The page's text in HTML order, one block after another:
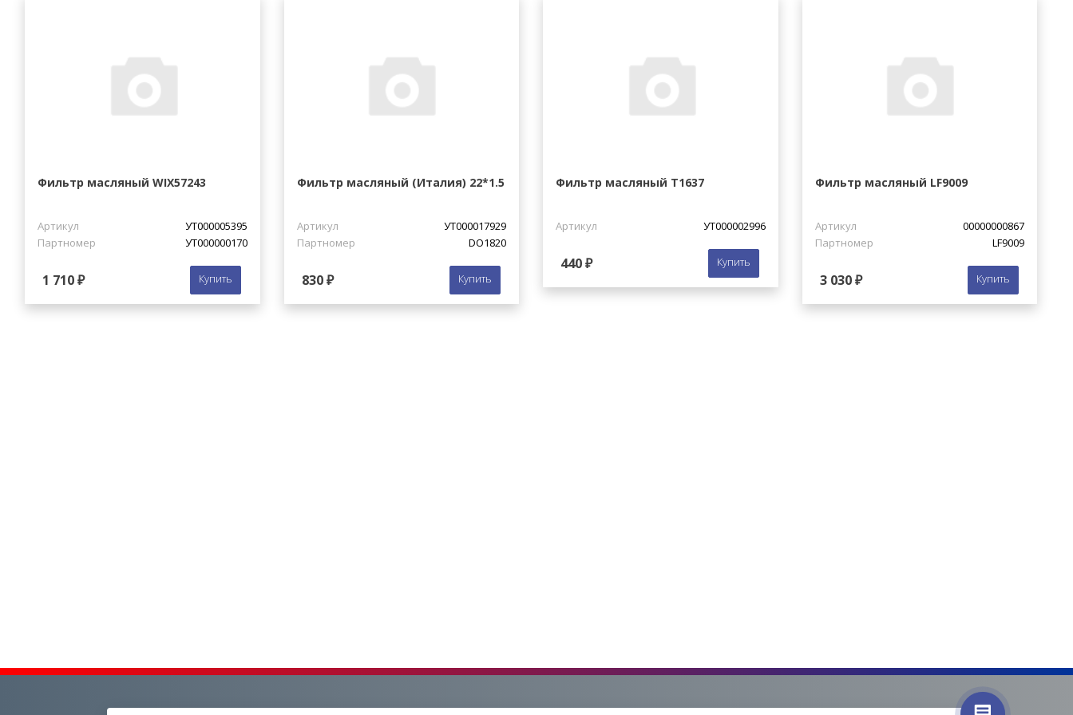
Фильтр масляный WIX57243
Артикул
УТ000005395
Партномер
УТ000000170
1 710 ₽ Купить
Фильтр масляный (Италия) 22*1.5
Артикул
УТ000017929
Партномер
DO1820
830 ₽ Купить
Фильтр масляный Т1637
Артикул УТ000002996
440 ₽ Купить
Фильтр масляный LF9009
Артикул
00000000867
Партномер
LF9009
3 030 ₽ Купить